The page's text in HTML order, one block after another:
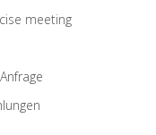
meeting